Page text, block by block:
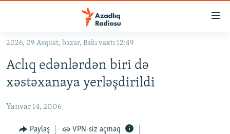
Əsas
qayıt
Əsas
qayıt
#İZAHLA
KORRUPSIOMETR
#ƏSLINDƏ
FƏRQƏ BAX
2026, 09 Avqust, bazar, Bakı vaxtı 12:49
Aclıq edənlərdən biri də
xəstəxanaya yerləşdirildi
Yanvar 14, 2006
Paylaş VPN-siz açmaq